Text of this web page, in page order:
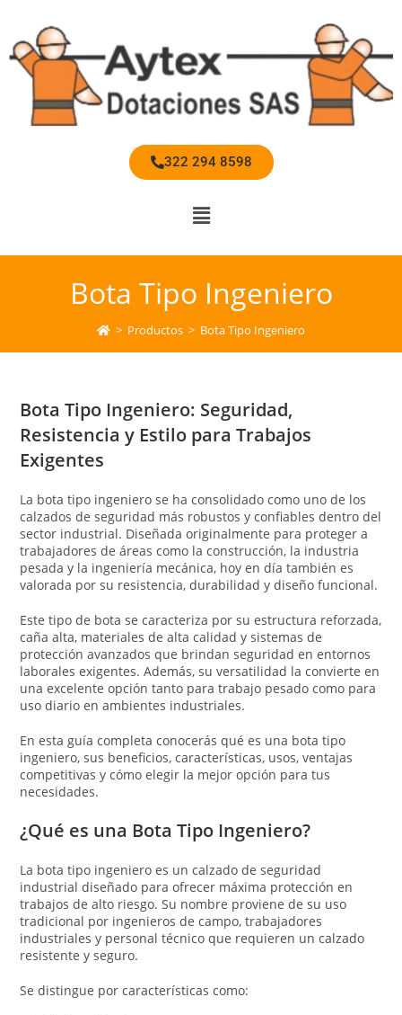
322 294 8598
Bota Tipo Ingeniero
> Productos > Bota Tipo Ingeniero
Bota Tipo Ingeniero: Seguridad,
Resistencia y Estilo para Trabajos
Exigentes
La bota tipo ingeniero se ha consolidado como uno de los
calzados de seguridad más robustos y confiables dentro del
sector industrial. Diseñada originalmente para proteger a
trabajadores de áreas como la construcción, la industria
pesada y la ingeniería mecánica, hoy en día también es
valorada por su resistencia, durabilidad y diseño funcional.
Este tipo de bota se caracteriza por su estructura reforzada,
caña alta, materiales de alta calidad y sistemas de
protección avanzados que brindan seguridad en entornos
laborales exigentes. Además, su versatilidad la convierte en
una excelente opción tanto para trabajo pesado como para
uso diario en ambientes industriales.
En esta guía completa conocerás qué es una bota tipo
ingeniero, sus beneficios, características, usos, ventajas
competitivas y cómo elegir la mejor opción para tus
necesidades.
¿Qué es una Bota Tipo Ingeniero?
La bota tipo ingeniero es un calzado de seguridad
industrial diseñado para ofrecer máxima protección en
trabajos de alto riesgo. Su nombre proviene de su uso
tradicional por ingenieros de campo, trabajadores
industriales y personal técnico que requieren un calzado
resistente y seguro.
Se distingue por características como: